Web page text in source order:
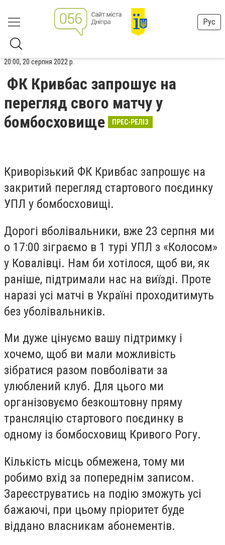
Рус
20:00, 20 серпня 2022 р.
ФК Кривбас запрошує на
перегляд свого матчу у
бомбосховище
ПРЕС-РЕЛІЗ
Криворізький ФК Кривбас запрошує на
закритий перегляд стартового поєдинку
УПЛ у бомбосховищі.
Дорогі вболівальники, вже 23 серпня ми
о 17:00 зіграємо в 1 турі УПЛ з «Колосом»
у Ковалівці. Нам би хотілося, щоб ви, як
раніше, підтримали нас на виїзді. Проте
наразі усі матчі в Україні проходитимуть
без уболівальників.
Ми дуже цінуємо вашу підтримку і
хочемо, щоб ви мали можливість
зібратися разом повболівати за
улюблений клуб. Для цього ми
організовуємо безкоштовну пряму
трансляцію стартового поєдинку в
одному із бомбосховищ Кривого Рогу.
Кількість місць обмежена, тому ми
робимо вхід за попереднім записом.
Зареєструватись на подію зможуть усі
бажаючі, при цьому пріоритет буде
віддано власникам абонементів.